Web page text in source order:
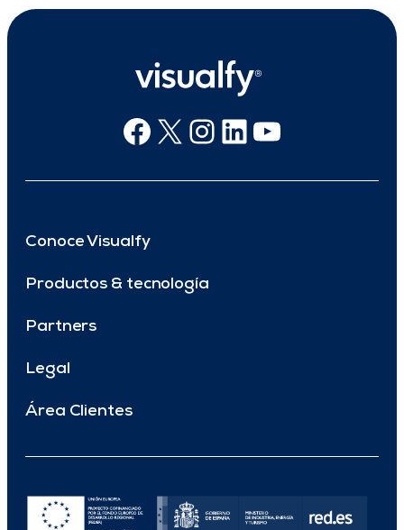
Facebook
X Instagram
Linkedin
Youtube
Conoce Visualfy
Productos & tecnología
Partners
Legal
Área Clientes